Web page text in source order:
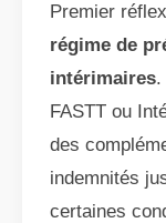
Premier
régime de
intérimaires.
FASTT ou
des
indemnités
certaines